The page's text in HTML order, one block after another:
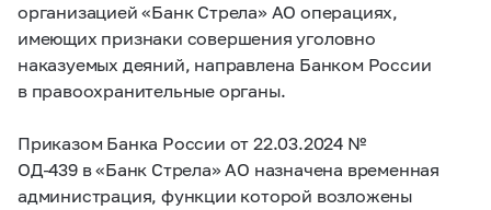
организацией «Банк Стрела» АО операциях,
имеющих признаки совершения уголовно
наказуемых деяний, направлена Банком России
в правоохранительные органы.
Приказом Банка России от 22.03.2024 №
ОД-439 в «Банк Стрела» АО назначена временная
администрация, функции которой возложены